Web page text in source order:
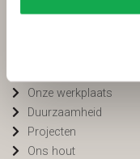
Onze werkplaats
Duurzaamheid
Projecten
Ons hout